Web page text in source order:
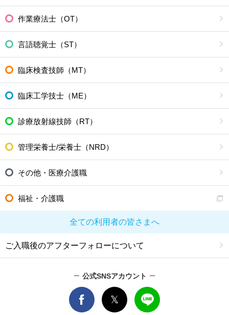
作業療法士（OT）
言語聴覚士（ST）
臨床検査技師（MT）
臨床工学技士（ME）
診療放射線技師（RT）
管理栄養士/栄養士（NRD）
その他・医療介護職
福祉・介護職
全ての利用者の皆さまへ
ご入職後のアフターフォローについて
公式SNSアカウント